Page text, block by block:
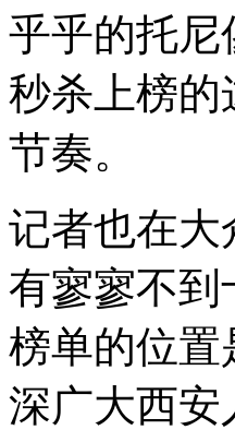
乎乎的托尼
秒杀上榜的
节奏。
记者也在大
有寥寥不到
榜单的位置
深广大西安